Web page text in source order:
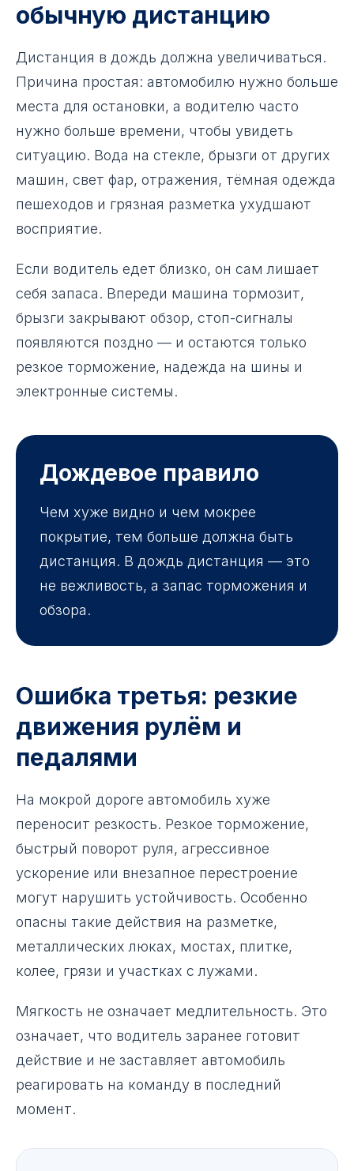
обычную дистанцию
Дистанция в дождь должна увеличиваться.
Причина простая: автомобилю нужно больше
места для остановки, а водителю часто
нужно больше времени, чтобы увидеть
ситуацию. Вода на стекле, брызги от других
машин, свет фар, отражения, тёмная одежда
пешеходов и грязная разметка ухудшают
восприятие.
Если водитель едет близко, он сам лишает
себя запаса. Впереди машина тормозит,
брызги закрывают обзор, стоп-сигналы
появляются поздно — и остаются только
резкое торможение, надежда на шины и
электронные системы.
Дождевое правило
Чем хуже видно и чем мокрее
покрытие, тем больше должна быть
дистанция. В дождь дистанция — это
не вежливость, а запас торможения и
обзора.
Ошибка третья: резкие
движения рулём и
педалями
На мокрой дороге автомобиль хуже
переносит резкость. Резкое торможение,
быстрый поворот руля, агрессивное
ускорение или внезапное перестроение
могут нарушить устойчивость. Особенно
опасны такие действия на разметке,
металлических люках, мостах, плитке,
колее, грязи и участках с лужами.
Мягкость не означает медлительность. Это
означает, что водитель заранее готовит
действие и не заставляет автомобиль
реагировать на команду в последний
момент.